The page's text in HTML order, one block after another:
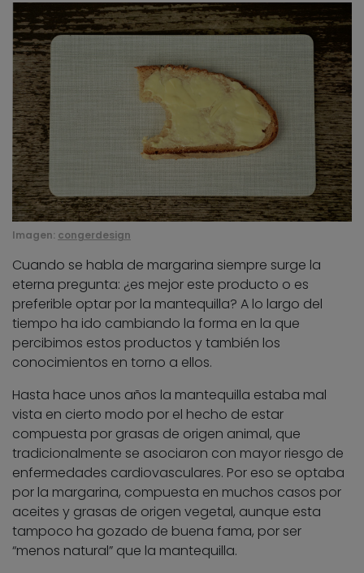
Imagen: congerdesign
Cuando se habla de margarina siempre surge la
eterna pregunta: ¿es mejor este producto o es
preferible optar por la mantequilla? A lo largo del
tiempo ha ido cambiando la forma en la que
percibimos estos productos y también los
conocimientos en torno a ellos.
Hasta hace unos años la mantequilla estaba mal
vista en cierto modo por el hecho de estar
compuesta por grasas de origen animal, que
tradicionalmente se asociaron con mayor riesgo de
enfermedades cardiovasculares. Por eso se optaba
por la margarina, compuesta en muchos casos por
aceites y grasas de origen vegetal, aunque esta
tampoco ha gozado de buena fama, por ser
“menos natural” que la mantequilla.